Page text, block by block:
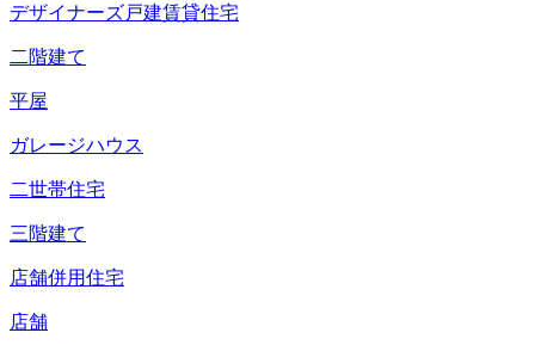
デザイナーズ戸建賃貸住宅
二階建て
平屋
ガレージハウス
二世帯住宅
三階建て
店舗併用住宅
店舗